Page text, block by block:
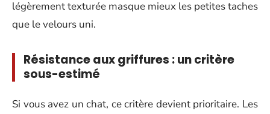
légèrement texturée masque mieux les petites taches
que le velours uni.
Résistance aux griffures : un critère
sous-estimé
Si vous avez un chat, ce critère devient prioritaire. Les